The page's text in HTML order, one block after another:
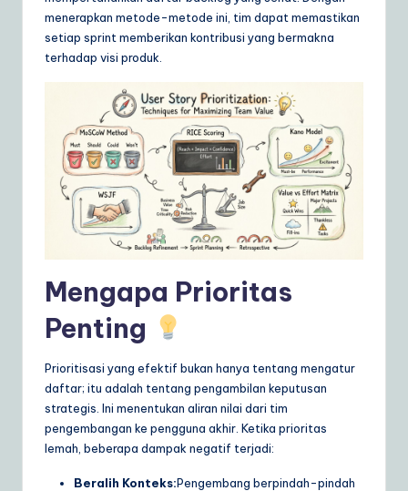
ly
G
&
ft
w
menerapkan metode-metode ini, tim dapat memastikan
setiap sprint memberikan kontribusi yang bermakna
terhadap visi produk.
Mengapa Prioritas
Penting
Prioritisasi yang efektif bukan hanya tentang mengatur
daftar; itu adalah tentang pengambilan keputusan
strategis. Ini menentukan aliran nilai dari tim
pengembangan ke pengguna akhir. Ketika prioritas
lemah, beberapa dampak negatif terjadi:
Beralih Konteks:Pengembang berpindah-pindah